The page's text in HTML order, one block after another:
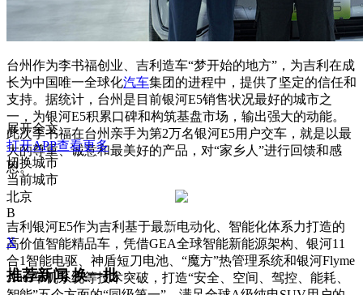
台州作为李书福创业、吉利造车“梦开始的地方”，为吉利在成
长为中国唯一全球化汽车集团的进程中，提供了坚定的信任和
支持。据统计，台州是目前银河E5销售状况最好的城市之
一，为银河E5积累口碑和构筑基盘市场，输出强大的动能。
此次李书福在台州亲手为第2万名银河E5用户交车，就是以最
大的尊重、诚意和最美好的产品，对“家乡人”进行回馈和感
恩。
吉利银河E5作为吉利基于最新电动化、智能化体系力打造的
高价值智能精品车，凭借GEA全球智能新能源架构、银河11
合1智能电驱、神盾短刀电池、“魔方”热管理系统和银河Flyme
Auto车机系统等技术突破，打造“安全、空间、驾控、能耗、
展开全文
打开APP查看更多
切换城市
当前城市
北京
B
X
推荐新闻换一批